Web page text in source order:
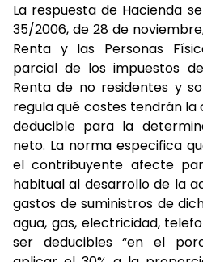
La respuesta de Hacienda
35/2006, de 28 de
Renta y las Personas
parcial de los impuestos
Renta de no residentes y
regula qué costes tendrán
deducible para la
neto. La norma especifica
el contribuyente afecte
habitual al desarrollo de la
gastos de suministros de
agua, gas, electricidad,
ser deducibles “en el